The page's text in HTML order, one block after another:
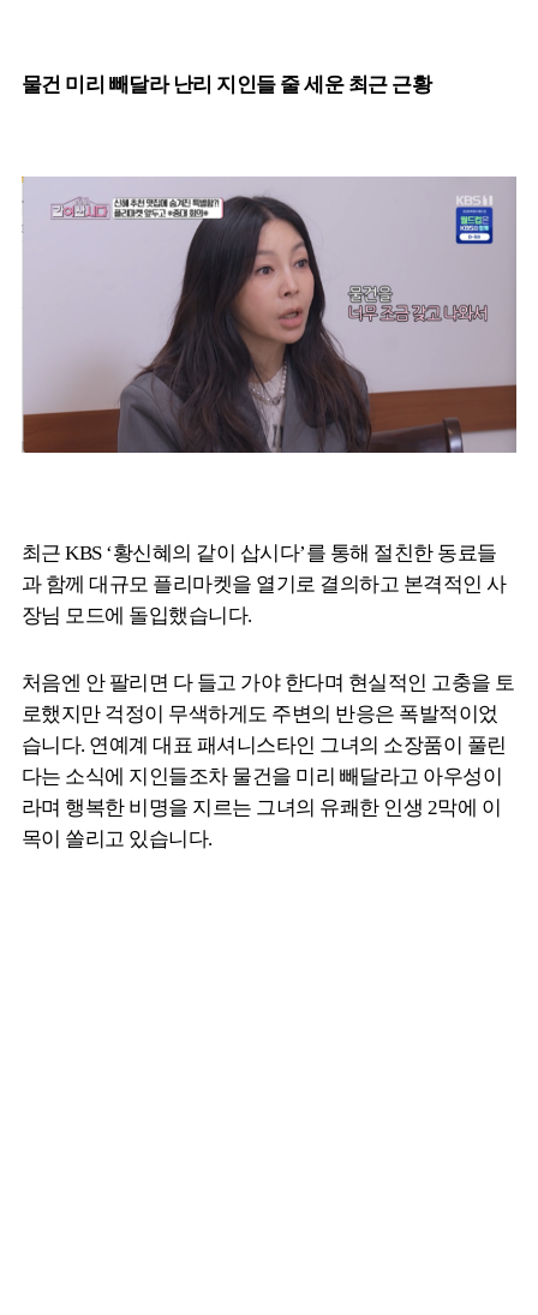
물건 미리 빼달라 난리 지인들 줄 세운 최근 근황
최근 KBS ‘황신혜의 같이 삽시다’를 통해 절친한 동료들
과 함께 대규모 플리마켓을 열기로 결의하고 본격적인 사
장님 모드에 돌입했습니다.
처음엔 안 팔리면 다 들고 가야 한다며 현실적인 고충을 토
로했지만 걱정이 무색하게도 주변의 반응은 폭발적이었
습니다. 연예계 대표 패셔니스타인 그녀의 소장품이 풀린
다는 소식에 지인들조차 물건을 미리 빼달라고 아우성이
라며 행복한 비명을 지르는 그녀의 유쾌한 인생 2막에 이
목이 쏠리고 있습니다.